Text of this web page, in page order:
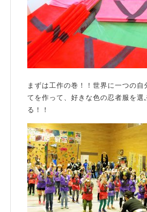
まずは工作の巻！！世界に一つの自
てを作って、好きな色の忍者服を選
る！！